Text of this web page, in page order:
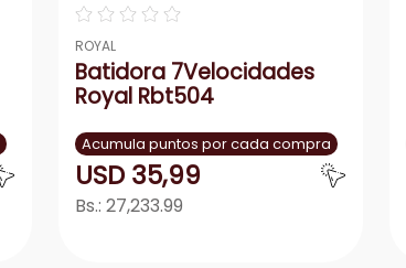
☆☆☆☆☆
ROYAL
Batidora 7Velocidades
Royal Rbt504
Acumula puntos por cada compra
USD 35,99
Bs.: 27,233.99